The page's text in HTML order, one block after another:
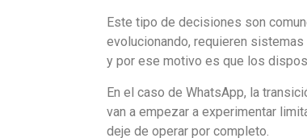
Este tipo de decisiones son
evolucionando, requieren
y por ese motivo es que los
En el caso de WhatsApp, la
van a empezar a experimentar
deje de operar por completo.